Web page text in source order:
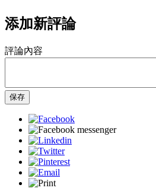
添加新評論
評論內容
保存